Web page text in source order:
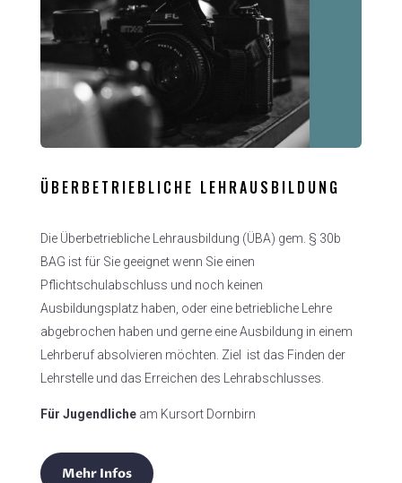
ÜBERBETRIEBLICHE LEHRAUSBILDUNG
Die Überbetriebliche Lehrausbildung (ÜBA) gem. § 30b
BAG ist für Sie geeignet wenn Sie einen
Pflichtschulabschluss und noch keinen
Ausbildungsplatz haben, oder eine betriebliche Lehre
abgebrochen haben und gerne eine Ausbildung in einem
Lehrberuf absolvieren möchten. Ziel ist das Finden der
Lehrstelle und das Erreichen des Lehrabschlusses.
Für Jugendliche am Kursort Dornbirn
Mehr Infos